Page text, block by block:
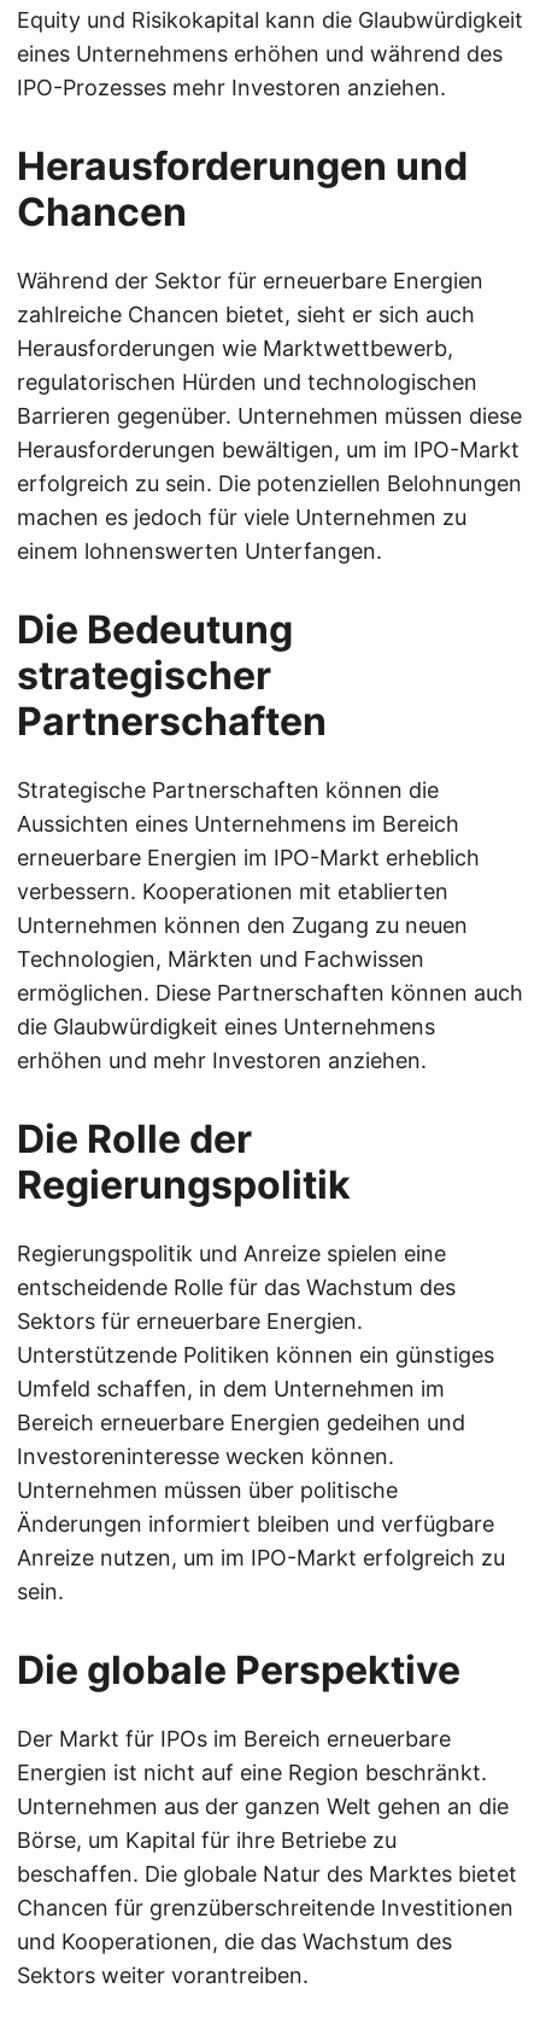
Equity und Risikokapital kann die Glaubwürdigkeit
eines Unternehmens erhöhen und während des
IPO-Prozesses mehr Investoren anziehen.
Herausforderungen und
Chancen
Während der Sektor für erneuerbare Energien
zahlreiche Chancen bietet, sieht er sich auch
Herausforderungen wie Marktwettbewerb,
regulatorischen Hürden und technologischen
Barrieren gegenüber. Unternehmen müssen diese
Herausforderungen bewältigen, um im IPO-Markt
erfolgreich zu sein. Die potenziellen Belohnungen
machen es jedoch für viele Unternehmen zu
einem lohnenswerten Unterfangen.
Die Bedeutung
strategischer
Partnerschaften
Strategische Partnerschaften können die
Aussichten eines Unternehmens im Bereich
erneuerbare Energien im IPO-Markt erheblich
verbessern. Kooperationen mit etablierten
Unternehmen können den Zugang zu neuen
Technologien, Märkten und Fachwissen
ermöglichen. Diese Partnerschaften können auch
die Glaubwürdigkeit eines Unternehmens
erhöhen und mehr Investoren anziehen.
Die Rolle der
Regierungspolitik
Regierungspolitik und Anreize spielen eine
entscheidende Rolle für das Wachstum des
Sektors für erneuerbare Energien.
Unterstützende Politiken können ein günstiges
Umfeld schaffen, in dem Unternehmen im
Bereich erneuerbare Energien gedeihen und
Investoreninteresse wecken können.
Unternehmen müssen über politische
Änderungen informiert bleiben und verfügbare
Anreize nutzen, um im IPO-Markt erfolgreich zu
sein.
Die globale Perspektive
Der Markt für IPOs im Bereich erneuerbare
Energien ist nicht auf eine Region beschränkt.
Unternehmen aus der ganzen Welt gehen an die
Börse, um Kapital für ihre Betriebe zu
beschaffen. Die globale Natur des Marktes bietet
Chancen für grenzüberschreitende Investitionen
und Kooperationen, die das Wachstum des
Sektors weiter vorantreiben.